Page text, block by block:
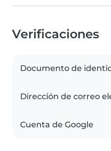
Verificaciones
Documento de
Dirección de correo
Cuenta de Google